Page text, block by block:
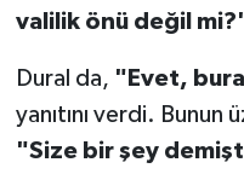
valilik önü değil
Dural da, "Evet,
yanıtını verdi.
"Size bir şey